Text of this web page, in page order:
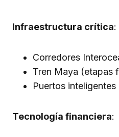
Infraestructura crítica:
Corredores
Tren Maya (etapas
Puertos inteligentes
Tecnología financiera: